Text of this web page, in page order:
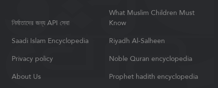
নির্মাতাদের জন্য API সেবা
What Muslim Children Must
Know
Saadi Islam Encyclopedia
Riyadh Al-Salheen
Privacy policy
Noble Quran encyclopedia
About Us
Prophet hadith encyclopedia